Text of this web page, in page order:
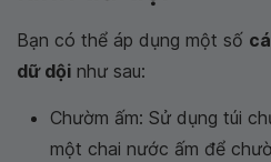
Bạn có thể áp dụng một số
dữ dội như sau:
Chườm ấm: Sử dụng túi
một chai nước ấm để